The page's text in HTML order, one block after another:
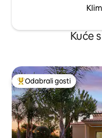
Kuće
Među najviše
Odabrali gosti